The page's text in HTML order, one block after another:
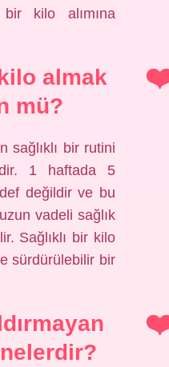
kilo alımına
almak
mü?
sağlıklı bir rutini
1 haftada 5
değildir ve bu
vadeli sağlık
Sağlıklı bir kilo
sürdürülebilir bir